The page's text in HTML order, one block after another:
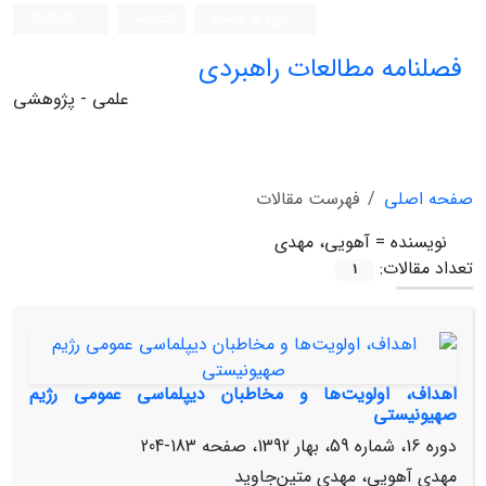
فصلنامه مطالعات راهبردی
علمی - پژوهشی
صفحه اصلی
فهرست مقالات
نویسنده = آهویی، مهدی
تعداد مقالات:
1
اهداف، اولویت‌ها و مخاطبان دیپلماسی عمومی رژیم
صهیونیستی
دوره 16، شماره 59، بهار 1392، صفحه
183-204
مهدی آهویی، مهدی متین‌جاوید